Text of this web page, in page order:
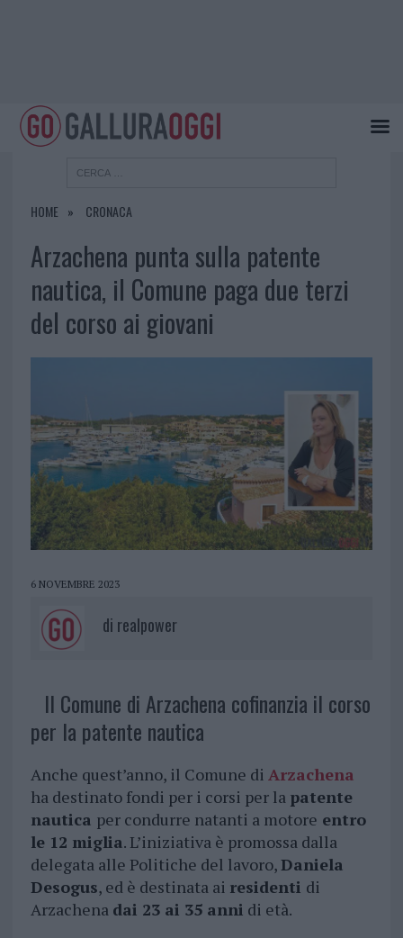
HOME CRONACA
Arzachena punta sulla patente
nautica, il Comune paga due terzi
del corso ai giovani
6 NOVEMBRE 2023
di realpower
Il Comune di Arzachena cofinanzia il corso
per la patente nautica
Anche quest’anno, il Comune di Arzachena
ha destinato fondi per i corsi per la patente
nautica per condurre natanti a motore entro
le 12 miglia. L’iniziativa è promossa dalla
delegata alle Politiche del lavoro,Daniela
Desogus, ed è destinata ai residenti di
Arzachena dai 23 ai 35 anni di età.